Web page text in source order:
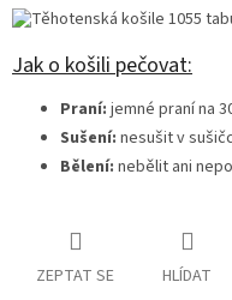
Jak o košili pečovat:
Praní: jemné praní na
Sušení: nesušit v
Bělení: nebělit ani
ZEPTAT SE HLÍDAT